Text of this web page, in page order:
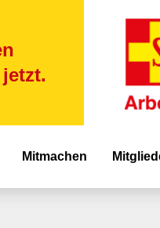
Mitmachen